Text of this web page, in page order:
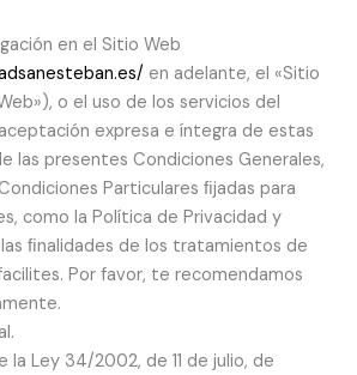
en el Sitio Web
en adelante, el «Sitio
o el uso de los servicios del
expresa e íntegra de estas
las presentes Condiciones Generales,
Particulares ﬁjadas para
como la Política de Privacidad y
ﬁnalidades de los tratamientos de
Por favor, te recomendamos
la Ley 34/2002, de 11 de julio, de